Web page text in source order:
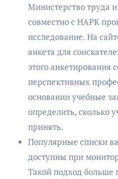
Министерство труда
совместно с НАРК
исследование. На
анкета для
этого анкетирования
перспективных
основании учебные
определить, сколько
принять.
Популярные списки
доступны при
Такой подход больше